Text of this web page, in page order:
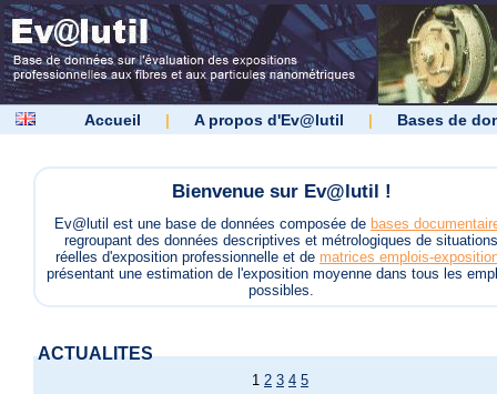
Accueil | A propos d'Ev@lutil | Bases de
Bienvenue sur Ev@lutil !
Ev@lutil est une base de données composée de bases
regroupant des données descriptives et métrologiques de situations
réelles d'exposition professionnelle et de matrices emplois-
présentant une estimation de l'exposition moyenne dans tous les
possibles.
ACTUALITES
1 2 3 4 5